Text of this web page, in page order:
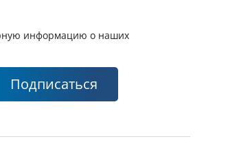
информацию о наших
Подписаться